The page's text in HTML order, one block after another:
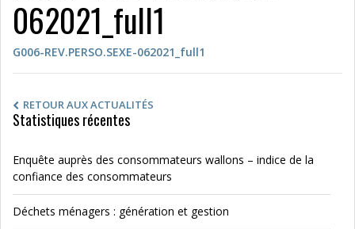
062021_full1
G006-REV.PERSO.SEXE-062021_full1
RETOUR AUX ACTUALITÉS
Statistiques récentes
Enquête auprès des consommateurs wallons – indice de la
confiance des consommateurs
Déchets ménagers : génération et gestion